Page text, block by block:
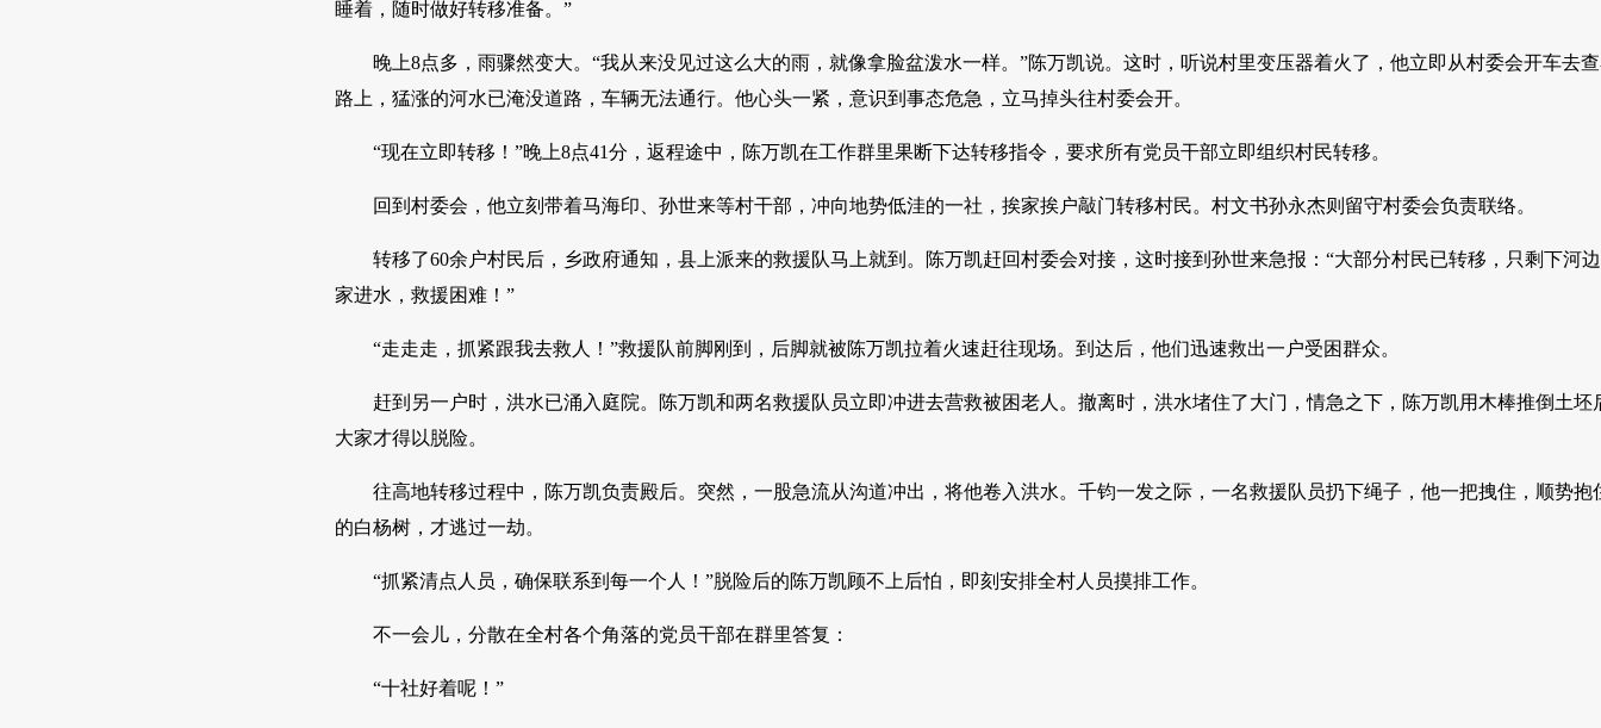
睡着，随时做好转移准备。”
晚上8点多，雨骤然变大。“我从来没见过这么大的雨，就像拿脸盆泼水一样。”陈万凯说。这时，听说村里变压器着火了，他立即从村委会开车去
路上，猛涨的河水已淹没道路，车辆无法通行。他心头一紧，意识到事态危急，立马掉头往村委会开。
“现在立即转移！”晚上8点41分，返程途中，陈万凯在工作群里果断下达转移指令，要求所有党员干部立即组织村民转移。
回到村委会，他立刻带着马海印、孙世来等村干部，冲向地势低洼的一社，挨家挨户敲门转移村民。村文书孙永杰则留守村委会负责联络。
转移了60余户村民后，乡政府通知，县上派来的救援队马上就到。陈万凯赶回村委会对接，这时接到孙世来急报：“大部分村民已转移，只剩下河
家进水，救援困难！”
“走走走，抓紧跟我去救人！”救援队前脚刚到，后脚就被陈万凯拉着火速赶往现场。到达后，他们迅速救出一户受困群众。
赶到另一户时，洪水已涌入庭院。陈万凯和两名救援队员立即冲进去营救被困老人。撤离时，洪水堵住了大门，情急之下，陈万凯用木棒推倒土坯
大家才得以脱险。
往高地转移过程中，陈万凯负责殿后。突然，一股急流从沟道冲出，将他卷入洪水。千钧一发之际，一名救援队员扔下绳子，他一把拽住，顺势抱
的白杨树，才逃过一劫。
“抓紧清点人员，确保联系到每一个人！”脱险后的陈万凯顾不上后怕，即刻安排全村人员摸排工作。
不一会儿，分散在全村各个角落的党员干部在群里答复：
“十社好着呢！”